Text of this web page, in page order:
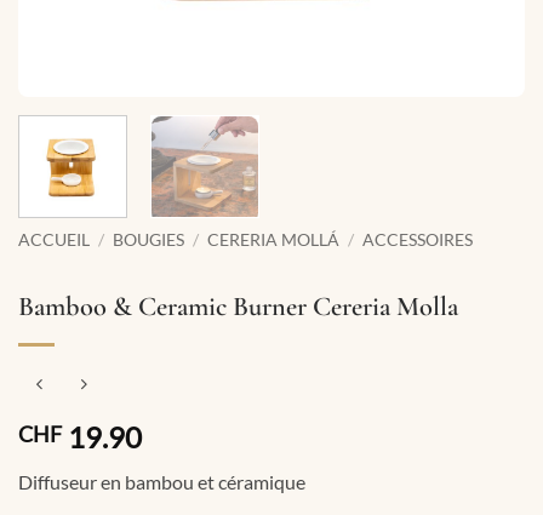
ACCUEIL / BOUGIES / CERERIA MOLLÁ / ACCESSOIRES
Bamboo & Ceramic Burner Cereria Molla
CHF19.90
Diffuseur en bambou et céramique